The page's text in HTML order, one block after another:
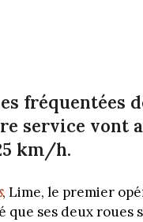
fréquentées
service vont
km/h.
, Lime, le premier
que ses deux